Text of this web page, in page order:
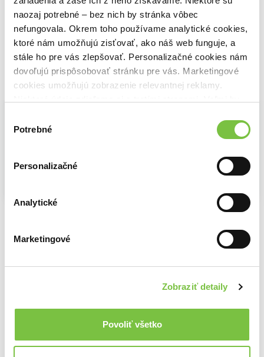
naozaj potrebné – bez nich by stránka vôbec
nefungovala. Okrem toho používame analytické cookies,
ktoré nám umožňujú zisťovať, ako náš web funguje, a
stále ho pre vás zlepšovať. Personalizačné cookies nám
dovoľujú prispôsobovať stránku pre vás. Marketingové
cookies umožňujú zobrazenie relevantnej reklamy.
cookies.
súhlasu
Potrebné
Personalizačné
Analytické
Marketingové
Zobraziť detaily
Povoliť všetko
Scott Galloway
8,90€
Scott Galloway
10,10€
Scott Galloway
Vybrané pre teba
Na sklade
11,30€
Na sklade
Heuréka!
15,00€
Ďalšie z kategórie Knihy o podnikaní
Viac z tejto kategórie